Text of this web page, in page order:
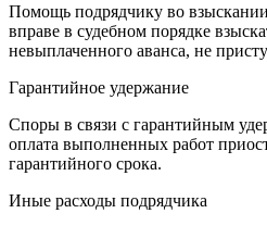
Помощь подрядчику во
вправе в судебном порядке
невыплаченного аванса, не
Гарантийное удержание
Споры в связи с гарантийным
оплата выполненных работ
гарантийного срока.
Иные расходы подрядчика